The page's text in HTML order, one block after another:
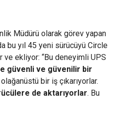
Müdürü olarak görev yapan
bu yıl 45 yeni sürücüyü Circle
ve ekliyor: “Bu deneyimli UPS
güvenli ve güvenilir bir
olağanüstü bir iş çıkarıyorlar.
de aktarıyorlar. Bu